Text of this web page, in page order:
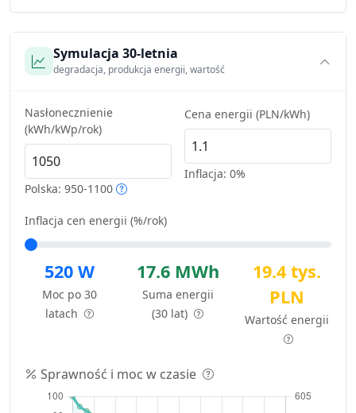
Symulacja 30-letnia
degradacja, produkcja energii, wartość
Nasłonecznienie
(kWh/kWp/rok)
Polska: 950-1100
Cena energii (PLN/kWh)
Inflacja: 0%
Inflacja cen energii (%/rok)
520 W
Moc po 30
latach
17.6 MWh
Suma energii
(30 lat)
19.4 tys.
PLN
Wartość energii
Sprawność i moc w czasie